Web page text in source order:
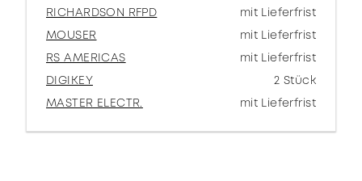
RICHARDSON RFPD
mit Lieferfrist
MOUSER
mit Lieferfrist
RS AMERICAS
mit Lieferfrist
DIGIKEY
2 Stück
MASTER ELECTR.
mit Lieferfrist